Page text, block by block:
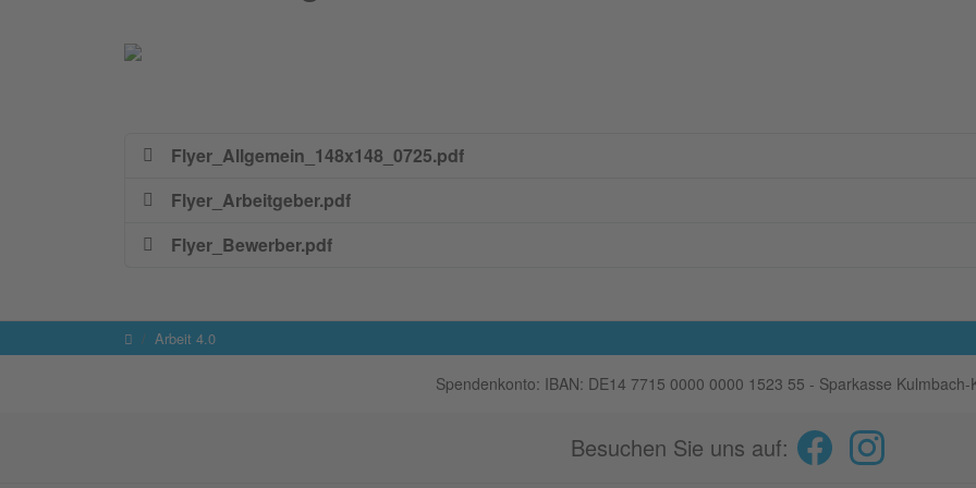
Flyer_Allgemein_148x148_0725.pdf
Flyer_Arbeitgeber.pdf
Flyer_Bewerber.pdf
Startseite
Arbeit 4.0
Spendenkonto: IBAN: DE14 7715 0000 0000 1523 55 - Sparkasse Kulmbach-
Besuchen Sie uns auf: